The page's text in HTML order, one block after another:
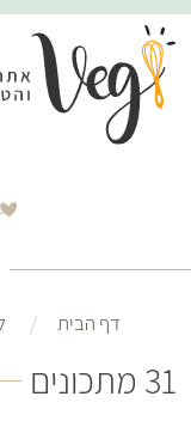
דף הבית
31 מתכונים